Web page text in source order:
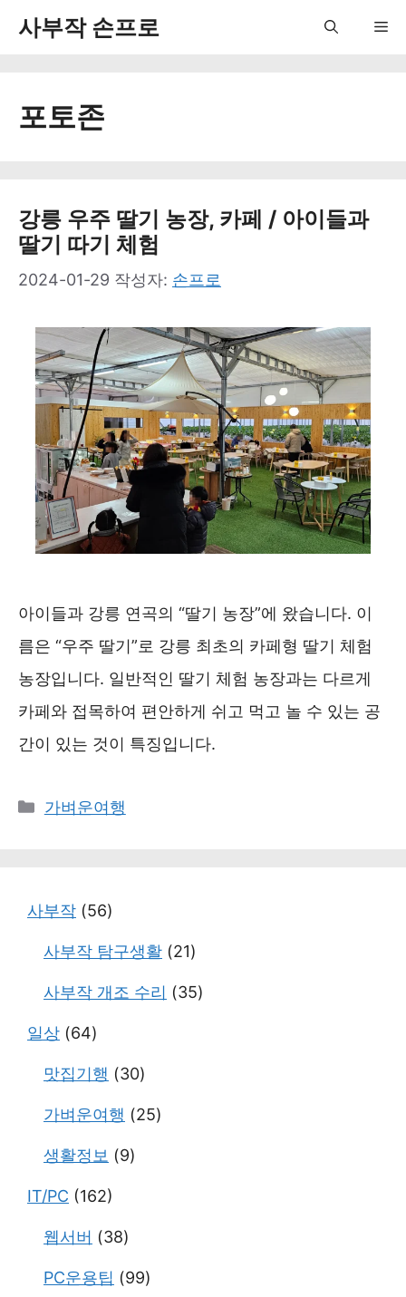
사부작 손프로
포토존
강릉 우주 딸기 농장, 카페 / 아이들과
딸기 따기 체험
2024-01-29 작성자: 손프로
아이들과 강릉 연곡의 “딸기 농장”에 왔습니다. 이
름은 “우주 딸기”로 강릉 최초의 카페형 딸기 체험
농장입니다. 일반적인 딸기 체험 농장과는 다르게
카페와 접목하여 편안하게 쉬고 먹고 놀 수 있는 공
간이 있는 것이 특징입니다.
카
가벼운여행
사부작 (56)
사부작 탐구생활 (21)
사부작 개조 수리 (35)
일상 (64)
맛집기행 (30)
가벼운여행 (25)
생활정보 (9)
IT/PC (162)
웹서버 (38)
PC운용팁 (99)